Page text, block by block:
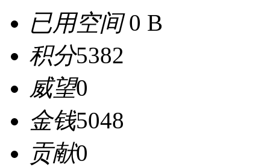
已用空间0 B
积分5382
威望0
金钱5048
贡献0